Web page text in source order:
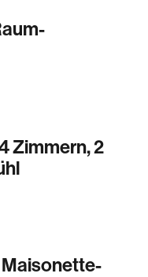
Zimmern, 2
Maisonette-